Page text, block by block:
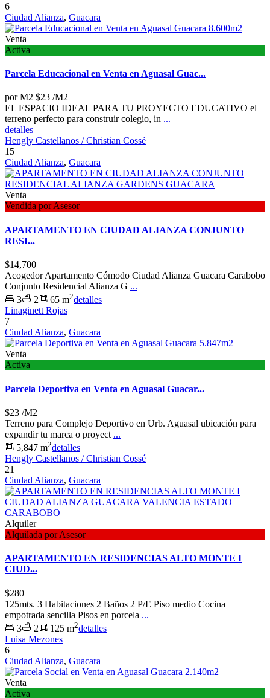
6
Ciudad Alianza, Guacara
Venta
Activa
Parcela Educacional en Venta en Aguasal Guac...
por M2 $23 /M2
EL ESPACIO IDEAL PARA TU PROYECTO EDUCATIVO el
terreno perfecto para construir colegio, in ...
detalles
Hengly Castellanos / Christian Cossé
15
Ciudad Alianza, Guacara
Venta
Vendida por Asesor
APARTAMENTO EN CIUDAD ALIANZA CONJUNTO
RESI...
$14,700
Acogedor Apartamento Cómodo Ciudad Alianza Guacara Carabobo
Conjunto Residencial Alianza G ...
3
2 65 m2detalles
Linaginett Rojas
7
Ciudad Alianza, Guacara
Venta
Activa
Parcela Deportiva en Venta en Aguasal Guacar...
$23 /M2
Terreno para Complejo Deportivo en Urb. Aguasal ubicación para
expandir tu marca o proyect ...
5,847 m2detalles
Hengly Castellanos / Christian Cossé
21
Ciudad Alianza, Guacara
Alquiler
Alquilada por Asesor
APARTAMENTO EN RESIDENCIAS ALTO MONTE I
CIUD...
$280
125mts. 3 Habitaciones 2 Baños 2 P/E Piso medio Cocina
empotrada sencilla Pisos en porcela ...
3
2 125 m2detalles
Luisa Mezones
6
Ciudad Alianza, Guacara
Venta
Activa